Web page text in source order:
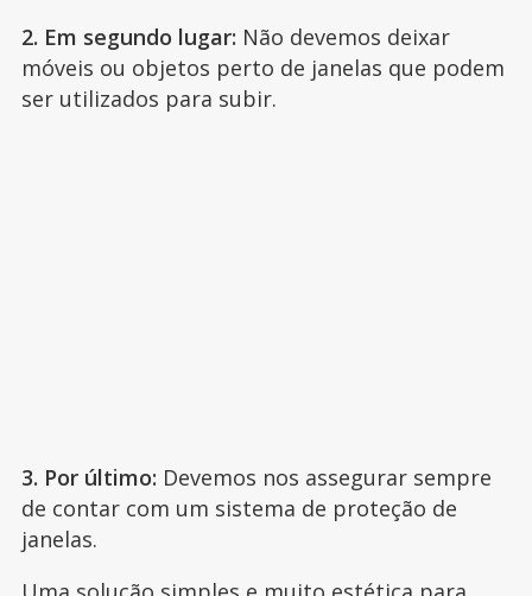
2. Em segundo lugar: Não devemos deixar
móveis ou objetos perto de janelas que podem
ser utilizados para subir.
3. Por último: Devemos nos assegurar sempre
de contar com um sistema de proteção de
janelas.